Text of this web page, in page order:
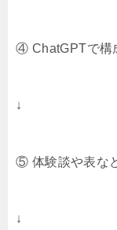
④ ChatGPTで構
↓
⑤ 体験談や表な
↓